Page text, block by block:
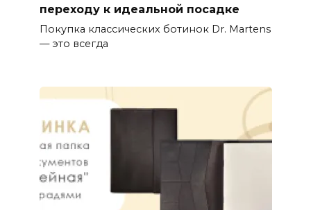
переходу к идеальной посадке
Покупка классических ботинок Dr. Martens
— это всегда